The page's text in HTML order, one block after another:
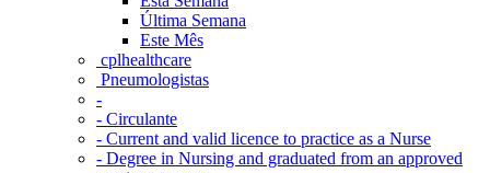
Última Semana
Este Mês
‎ cplhealthcare‬
Pneumologistas
-
- Circulante
- Current and valid licence to practice as a Nurse
- Degree in Nursing and graduated from an approved